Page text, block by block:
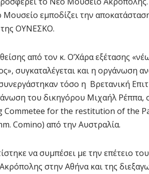
εμποδίζει την
της ΟΥΝΕΣΚΟ.
από τον κ. Ο’Χάρα εξέτασης
συγκαταλέγεται και η οργάνωση
τόσο η Βρετανική
του δικηγόρου Μιχαήλ Ρέππα,
Commetee for the restitution of the
Comino) από την Αυστραλία.
να συμπέσει με την επέτειο
στην Αθήνα και της